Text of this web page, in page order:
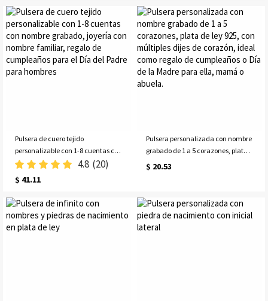
mejor amiga.
para amantes de las mascotas,
mamás de perros o amantes de los
Pulsera de cuero tejido
personalizable con 1-8 cuentas con
nombre grabado, joyería con
nombre familiar, regalo de
cumpleaños para el Día del Padre
para hombres
4.8 (20)
$ 41.11
Pulsera personalizada con nombre
grabado de 1 a 5 corazones, plata
de ley 925, con múltiples dijes de
para ella, mamá o abuela.
$ 20.53